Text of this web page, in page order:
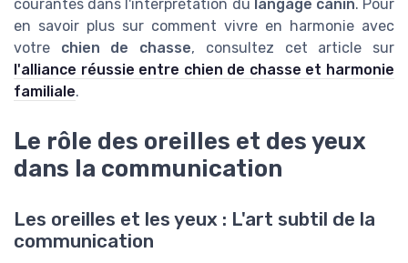
courantes dans l'interprétation du langage canin. Pour
en savoir plus sur comment vivre en harmonie avec
votre chien de chasse, consultez cet article sur
l'alliance réussie entre chien de chasse et harmonie
familiale.
Le rôle des oreilles et des yeux
dans la communication
Les oreilles et les yeux : L'art subtil de la
communication